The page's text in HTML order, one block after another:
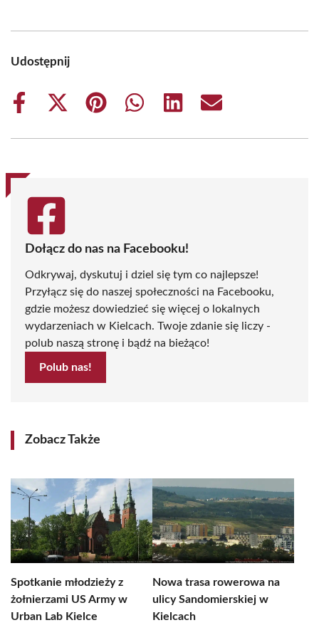
Udostępnij
Share
Share
(Twitter)
Share
Share
Share
Share
Dołącz do nas na Facebooku!
Odkrywaj, dyskutuj i dziel się tym co najlepsze!
Przyłącz się do naszej społeczności na Facebooku,
gdzie możesz dowiedzieć się więcej o lokalnych
wydarzeniach w Kielcach. Twoje zdanie się liczy -
polub naszą stronę i bądź na bieżąco!
Polub nas!
Zobacz Także
Spotkanie młodzieży z
żołnierzami US Army w
Urban Lab Kielce
Nowa trasa rowerowa na
ulicy Sandomierskiej w
Kielcach